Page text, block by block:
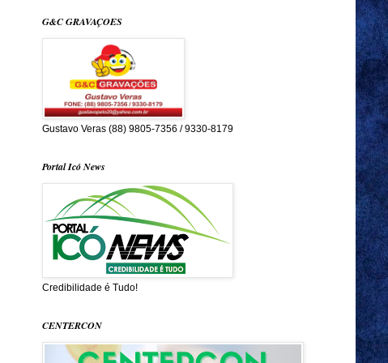
G&C GRAVAÇOES
Gustavo Veras (88) 9805-7356 / 9330-8179
Portal Icó News
Credibilidade é Tudo!
CENTERCON